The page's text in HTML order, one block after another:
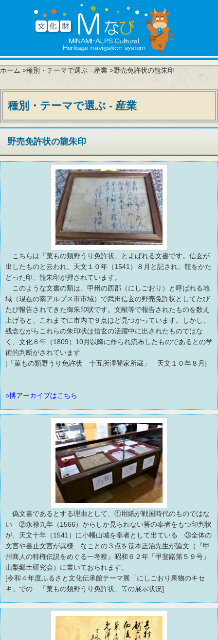
ホーム >種別・テーマで選ぶ - 産業 >野売免許状の龍朱印
種別・テーマで選ぶ - 産業
野売免許状の龍朱印
こちらは「菓もの類野うり免許状」とよばれる文書です。信玄が
出したものと云われ、天文１０年（1541）８月と記され、龍をかた
どった印、龍朱印が押されています。
このような文書の類は、甲州の西郡（にしごおり）と呼ばれる地
域（現在の南アルプス市市域）で武田信玄の野売免許状としてたび
たび報告されてきた御朱印状です。文献等で報告されたものを数え
上げると、これまでに市内で９点ほど見つかっています。しかし、
残念ながらこれらの朱印状は信玄の活躍中に出されたものではな
く、文化６年（1809）10月以降に作られ流布したものであるとの学
術的判断がされています
[「菓もの類野うり免許状 十五所澤登家所蔵」 天文１０年８月]
○博アーカイブはこちら
偽文書であるとする理由として、①用紙が戦国時代のものではな
い ②永禄九年（1566）からしか見られない筈の奉者をもつ印判状
が、天文十年（1541）に小幡山城を奉者として出ている ③全体の
文言や書止文言が異様 なことの３点を笹本正治先生が論文（『甲
州商人の特権伝説をめぐる一考察』昭和６２年「甲斐路第５９号」
山梨郷土研究会）に書いておられます。
[令和４年度ふるさと文化伝承館テーマ展「にしごおり果物のキセ
キ」での 「菓もの類野うり免許状」等の展示状況]